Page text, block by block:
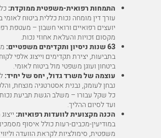
התמחות רפואית-משפטית ממוקדת:
עורך דין מומחה נכות כללית ביטוח
יועצים רפואיים ורואי חשבון –
מקסום זכויות והעלאת אחוזי נכות.
63 שנות ניסיון ותקדימים משפטיים:
בתביעות, יצירת תקדימים וייצוג אלפי
ביטחון ועוגן משפטי מול ביטוח לאומי.
עוצמה של משרד גדול, יחס של יחיד:
נבחן לעומק, נבנית אסטרטגיה מנצחת,
כל שקל עבורו – משלב הגשת תביעת נכות
ועד לסיום ההליך.
הכנה מקצועית לוועדות רפואיות:
במודיעין-מכבים-רעות כולל איסוף
משפטית, סימולציות לקראת הוועדה